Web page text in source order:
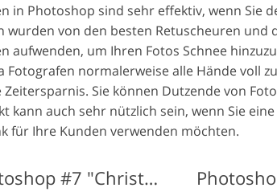
in Photoshop sind sehr effektiv, wenn Sie
wurden von den besten Retuscheuren
aufwenden, um Ihren Fotos Schnee
Fotografen normalerweise alle Hände voll
Sie können Dutzende von
kann auch sehr nützlich sein, wenn Sie
für Ihre Kunden verwenden möchten.
Schneeeffekt-Aktion Photoshop #7 "Christmas Tree"